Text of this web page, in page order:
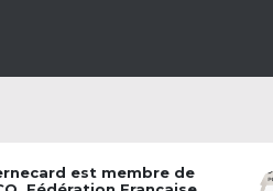
est membre de